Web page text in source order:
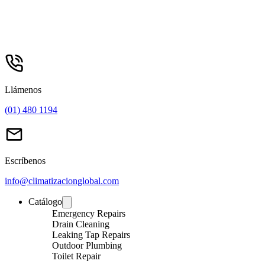
Llámenos
(01) 480 1194
Escríbenos
info@climatizacionglobal.com
Catálogo
Emergency Repairs
Drain Cleaning
Leaking Tap Repairs
Outdoor Plumbing
Toilet Repair